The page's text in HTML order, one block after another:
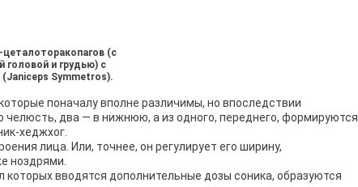
(с
головой и грудью) с
Symmetros).
поначалу вполне различимы, но впоследствии
два — в нижнюю, а из одного, переднего, формируются
хеджхог.
лица. Или, точнее, он регулирует его ширину,
ноздрями.
вводятся дополнительные дозы соника, образуются